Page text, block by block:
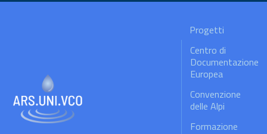
Progetti
Centro di
Documentazione
Europea
Convenzione
delle Alpi
Formazione